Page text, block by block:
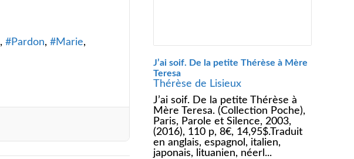
Pardon
Marie
J’ai soif. De la petite Thérèse à Mère
Teresa
Thérèse de Lisieux
J’ai soif. De la petite Thérèse à
Mère Teresa. (Collection Poche),
Paris, Parole et Silence, 2003,
(2016), 110 p, 8€, 14,95$.Traduit
en anglais, espagnol, italien,
japonais, lituanien, néerl...